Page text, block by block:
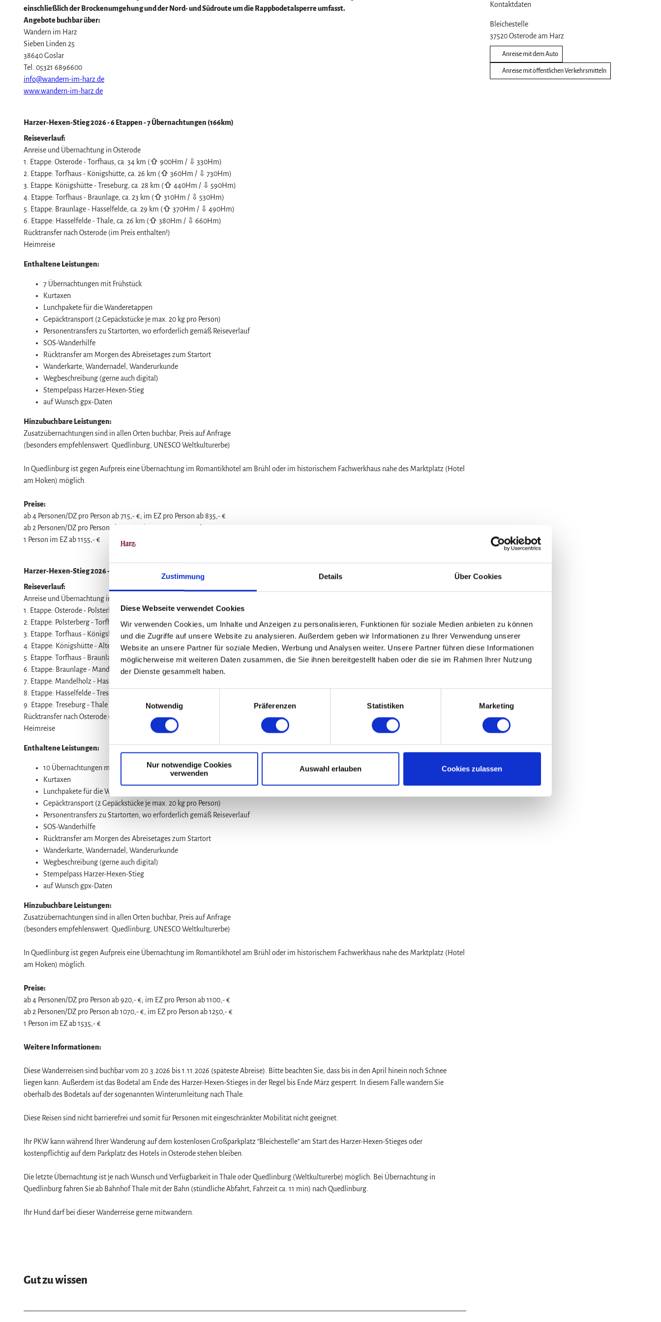
Zustimmung Details Über Cookies
Diese Webseite verwendet Cookies
Wir verwenden Cookies, um Inhalte und Anzeigen zu personalisieren, Funktionen für soziale Medien anbieten zu können
und die Zugriffe auf unsere Website zu analysieren. Außerdem geben wir Informationen zu Ihrer Verwendung unserer
Website an unsere Partner für soziale Medien, Werbung und Analysen weiter. Unsere Partner führen diese Informationen
möglicherweise mit weiteren Daten zusammen, die Sie ihnen bereitgestellt haben oder die sie im Rahmen Ihrer Nutzung
der Dienste gesammelt haben.
E
n
l
u
n
s
a
u
s
w
h
l
Notwendig Präferenzen Statistiken Marketing
Nur notwendige Cookies
verwenden
Auswahl erlauben Cookies zulassen
Mountainbike, E-Bike & Radfahren
Wintersport
Bäder, Thermen & Saunen
Regionalmarke Typisch Harz
Filmkulisse Harz
Nationalpark Harz
Geopark Harz
Das grüne Band
Regionalstudie Harz
Veranstaltungskalender
Harzer KulturWinter
Walpurgis
Osterfeuer
Service
Prospekte
Online-Shop
Jobs im Harztourismus
einschließlich der Brockenumgehung und der Nord- und Südroute um die Rappbodetalsperre umfasst.
Angebote buchbar über:
Wandern im Harz
Sieben Linden 25
38640 Goslar
Tel. 05321 6896600
info@wandern-im-harz.de
www.wandern-im-harz.de
Harzer-Hexen-Stieg 2026 - 6 Etappen - 7 Übernachtungen (166km)
Reiseverlauf:
Anreise und Übernachtung in Osterode
1. Etappe: Osterode - Torfhaus, ca. 34 km (⇧ 900Hm / ⇩ 330Hm)
2. Etappe: Torfhaus - Königshütte, ca. 26 km (⇧ 360Hm / ⇩ 730Hm)
3. Etappe: Königshütte - Treseburg, ca. 28 km (⇧ 440Hm / ⇩ 590Hm)
4. Etappe: Torfhaus - Braunlage, ca. 23 km (⇧ 310Hm / ⇩ 530Hm)
5. Etappe: Braunlage - Hasselfelde, ca. 29 km (⇧ 370Hm / ⇩ 490Hm)
6. Etappe: Hasselfelde - Thale, ca. 26 km (⇧ 380Hm / ⇩ 660Hm)
Rücktransfer nach Osterode (im Preis enthalten!)
Heimreise
Enthaltene Leistungen:
7 Übernachtungen mit Frühstück
Kurtaxen
Lunchpakete für die Wanderetappen
Gepäcktransport (2 Gepäckstücke je max. 20 kg pro Person)
Personentransfers zu Startorten, wo erforderlich gemäß Reiseverlauf
SOS-Wanderhilfe
Rücktransfer am Morgen des Abreisetages zum Startort
Wanderkarte, Wandernadel, Wanderurkunde
Wegbeschreibung (gerne auch digital)
Stempelpass Harzer-Hexen-Stieg
auf Wunsch gpx-Daten
Hinzubuchbare Leistungen:
Zusatzübernachtungen sind in allen Orten buchbar, Preis auf Anfrage
(besonders empfehlenswert: Quedlinburg, UNESCO Weltkulturerbe)
In Quedlinburg ist gegen Aufpreis eine Übernachtung im Romantikhotel am Brühl oder im historischem Fachwerkhaus nahe des Marktplatz (Hotel
am Hoken) möglich.
Preise:
ab 4 Personen/DZ pro Person ab 715,- €; im EZ pro Person ab 835,- €
ab 2 Personen/DZ pro Person ab 815,- €, im EZ pro Person ab 935,- €
1 Person im EZ ab 1155,- €
Harzer-Hexen-Stieg 2026 - 9 Etappen - 10 Übernachtungen (163km)
Reiseverlauf:
Anreise und Übernachtung in Osterode
1. Etappe: Osterode - Polsterberg, ca. 16 km (⇧ 560Hm / ⇩ 170Hm)
2. Etappe: Polsterberg - Torfhaus, ca. 17 km (⇧ 330Hm / ⇩ 150Hm)
3. Etappe: Torfhaus - Königshütte, ca. 26 km (⇧ 360Hm / ⇩ 730Hm)
4. Etappe: Königshütte - Altenbrak, ca. 25 km (⇧ 440Hm / ⇩ 530Hm)
5. Etappe: Torfhaus - Braunlage, ca. 23 km (⇧ 310Hm / ⇩ 530Hm)
6. Etappe: Braunlage - Mandelholz, ca. 10 km (⇧ 80Hm / ⇩ 200Hm)
7. Etappe: Mandelholz - Hasselfelde, ca. 20 km (⇧ 230Hm / ⇩ 230Hm)
8. Etappe: Hasselfelde - Treseburg, ca. 16 km (⇧ 150Hm / ⇩ 330Hm)
9. Etappe: Treseburg - Thale (oder Quedlinburg) ca. 10 km (⇧ 150Hm / ⇩ 260Hm)
Rücktransfer nach Osterode (im Preis enthalten!)
Heimreise
Enthaltene Leistungen:
10 Übernachtungen mit Frühstück
Kurtaxen
Lunchpakete für die Wanderetappen
Gepäcktransport (2 Gepäckstücke je max. 20 kg pro Person)
Personentransfers zu Startorten, wo erforderlich gemäß Reiseverlauf
SOS-Wanderhilfe
Rücktransfer am Morgen des Abreisetages zum Startort
Wanderkarte, Wandernadel, Wanderurkunde
Wegbeschreibung (gerne auch digital)
Stempelpass Harzer-Hexen-Stieg
auf Wunsch gpx-Daten
Hinzubuchbare Leistungen:
Zusatzübernachtungen sind in allen Orten buchbar, Preis auf Anfrage
(besonders empfehlenswert: Quedlinburg, UNESCO Weltkulturerbe)
In Quedlinburg ist gegen Aufpreis eine Übernachtung im Romantikhotel am Brühl oder im historischem Fachwerkhaus nahe des Marktplatz (Hotel
am Hoken) möglich.
Preise:
ab 4 Personen/DZ pro Person ab 920,- €; im EZ pro Person ab 1100,- €
ab 2 Personen/DZ pro Person ab 1070,- €, im EZ pro Person ab 1250,- €
1 Person im EZ ab 1535,- €
Weitere Informationen:
Diese Wanderreisen sind buchbar vom 20.3.2026 bis 1.11.2026 (späteste Abreise). Bitte beachten Sie, dass bis in den April hinein noch Schnee
liegen kann. Außerdem ist das Bodetal am Ende des Harzer-Hexen-Stieges in der Regel bis Ende März gesperrt. In diesem Falle wandern Sie
oberhalb des Bodetals auf der sogenannten Winterumleitung nach Thale.
Diese Reisen sind nicht barrierefrei und somit für Personen mit eingeschränkter Mobilität nicht geeignet.
Ihr PKW kann während Ihrer Wanderung auf dem kostenlosen Großparkplatz "Bleichestelle" am Start des Harzer-Hexen-Stieges oder
kostenpflichtig auf dem Parkplatz des Hotels in Osterode stehen bleiben.
Die letzte Übernachtung ist je nach Wunsch und Verfügbarkeit in Thale oder Quedlinburg (Weltkulturerbe) möglich. Bei Übernachtung in
Quedlinburg fahren Sie ab Bahnhof Thale mit der Bahn (stündliche Abfahrt, Fahrzeit ca. 11 min) nach Quedlinburg.
Ihr Hund darf bei dieser Wanderreise gerne mitwandern.
Gut zu wissen
Kontaktdaten
Bleichestelle
37520Osterode am Harz
Anreise mit dem Auto
Anreise mit öffentlichen Verkehrsmitteln